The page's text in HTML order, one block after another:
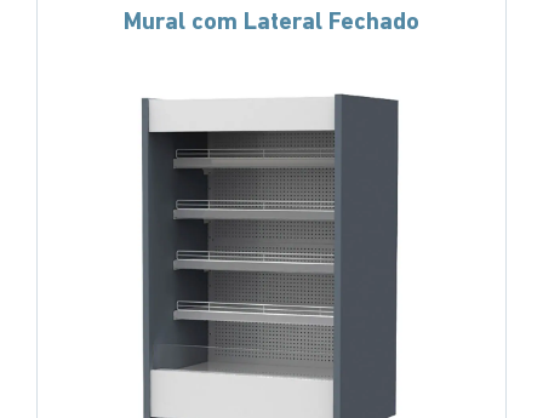
Mural com Lateral Fechado